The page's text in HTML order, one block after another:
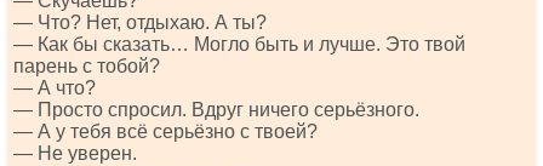
— Что? Нет, отдыхаю. А ты?
— Как бы сказать… Могло быть и лучше. Это твой
парень с тобой?
— А что?
— Просто спросил. Вдруг ничего серьёзного.
— А у тебя всё серьёзно с твоей?
— Не уверен.